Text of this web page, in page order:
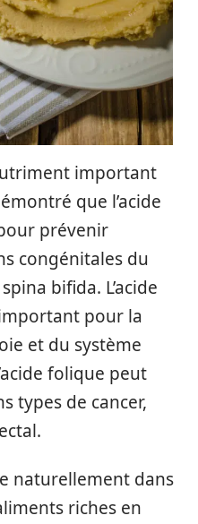
important
que l’acide
prévenir
congénitales du
bifida. L’acide
pour la
et du système
folique peut
types de cancer,
naturellement dans
riches en